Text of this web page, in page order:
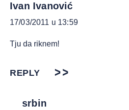
Ivan Ivanović
17/03/2011 u 13:59
Tju da riknem!
REPLY
srbin